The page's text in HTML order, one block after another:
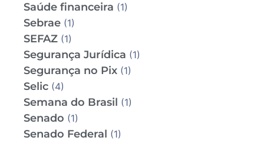
Saúde financeira (1)
Sebrae (1)
SEFAZ (1)
Segurança Jurídica (1)
Segurança no Pix (1)
Selic (4)
Semana do Brasil (1)
Senado (1)
Senado Federal (1)